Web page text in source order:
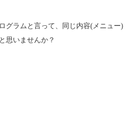
ラムと言って、同じ内容(メニュー)
思いませんか？